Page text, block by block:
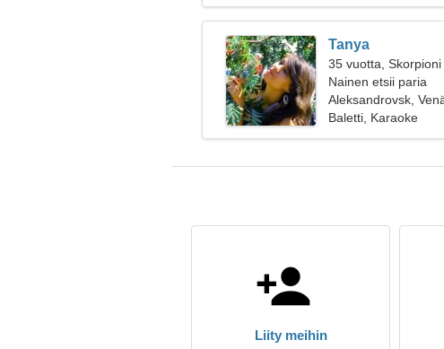
Tanya
35 vuotta, Skorpioni
Nainen etsii paria
Aleksandrovsk,
Baletti, Karaoke
Liity meihin